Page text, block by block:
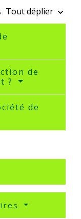
Tout déplier keyboard_arrow_down
de
?
de